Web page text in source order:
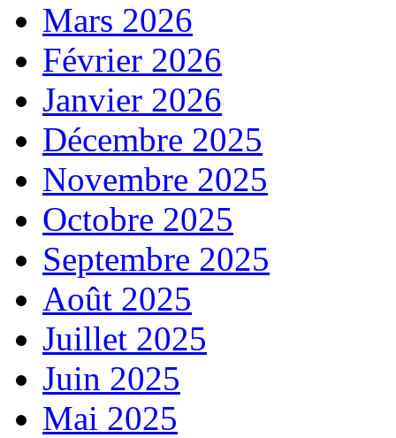
Mars 2026
Février 2026
Janvier 2026
Décembre 2025
Novembre 2025
Octobre 2025
Septembre 2025
Août 2025
Juillet 2025
Juin 2025
Mai 2025